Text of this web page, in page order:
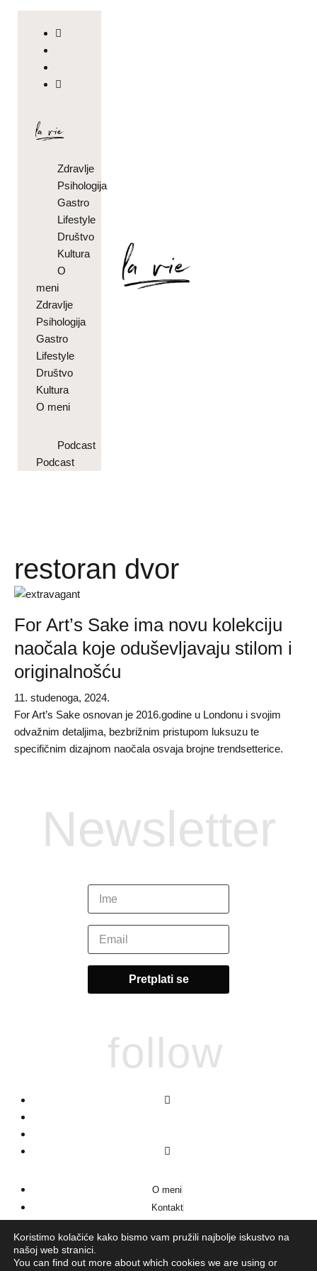
Zdravlje
Psihologija
Gastro
Lifestyle
Društvo
Kultura
O
meni
Zdravlje
Psihologija
Gastro
Lifestyle
Društvo
Kultura
O meni
Podcast
Podcast
restoran dvor
For Art’s Sake ima novu kolekciju
naočala koje oduševljavaju stilom i
originalnošću
11. studenoga, 2024.
For Art’s Sake osnovan je 2016.godine u Londonu i svojim
odvažnim detaljima, bezbrižnim pristupom luksuzu te
specifičnim dizajnom naočala osvaja brojne trendsetterice.
Newsletter
follow
O meni
Kontakt
Koristimo kolačiće kako bismo vam pružili najbolje iskustvo na
našoj web stranici.
You can find out more about which cookies we are using or